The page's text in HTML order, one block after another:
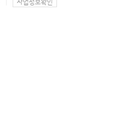
사업정보확인